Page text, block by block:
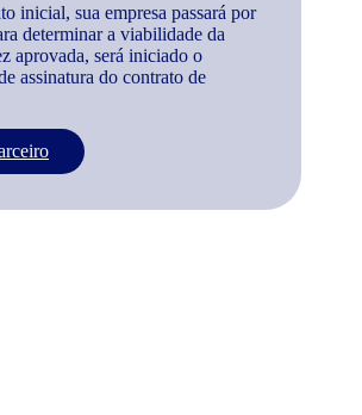
inicial, sua empresa passará por
determinar a viabilidade da
aprovada, será iniciado o
assinatura do contrato de